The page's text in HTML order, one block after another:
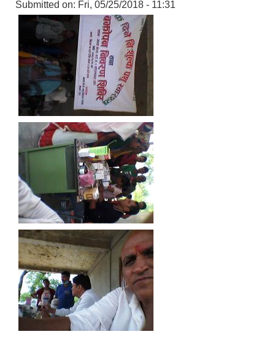
Submitted on: Fri, 05/25/2018 - 11:31